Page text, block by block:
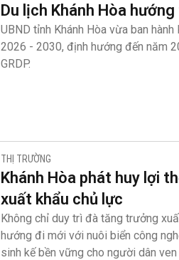
Du lịch Khánh Hòa
UBND tỉnh Khánh Hòa vừa ban
2026 - 2030, định hướng đến năm
GRDP.
THỊ TRƯỜNG
Khánh Hòa phát huy lợi
xuất khẩu chủ lực
Không chỉ duy trì đà tăng trưởng
hướng đi mới với nuôi biển công
sinh kế bền vững cho người dân ven